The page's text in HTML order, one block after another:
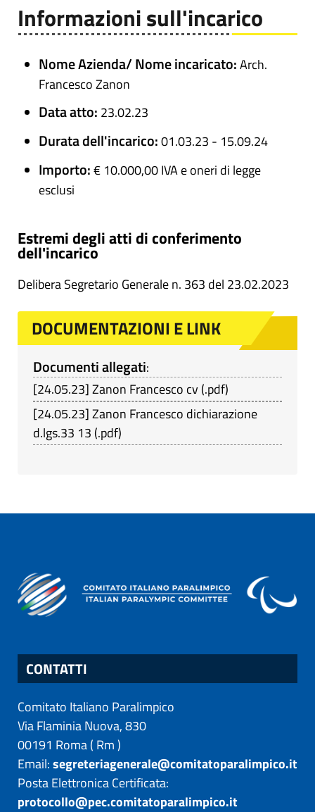
Informazioni sull'incarico
Nome Azienda/ Nome incaricato:Arch.
Francesco Zanon
Data atto: 23.02.23
Durata dell'incarico:01.03.23 - 15.09.24
Importo:€ 10.000,00 IVA e oneri di legge
esclusi
Estremi degli atti di conferimento
dell'incarico
Delibera Segretario Generale n. 363 del 23.02.2023
DOCUMENTAZIONI E LINK
Documenti allegati:
[24.05.23]Zanon Francesco cv (.pdf)
[24.05.23]Zanon Francesco dichiarazione
d.lgs.33 13 (.pdf)
CONTATTI
Comitato Italiano Paralimpico
Via Flaminia Nuova, 830
00191 Roma( Rm)
Email:segreteriagenerale@comitatoparalimpico.it
Posta Elettronica Certificata:
protocollo@pec.comitatoparalimpico.it